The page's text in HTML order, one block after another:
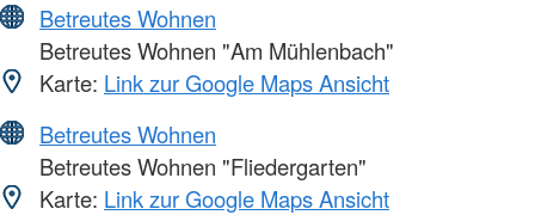
Betreutes Wohnen
Betreutes Wohnen "Am Mühlenbach"
Karte: Link zur Google Maps Ansicht
Betreutes Wohnen
Betreutes Wohnen "Fliedergarten"
Karte: Link zur Google Maps Ansicht